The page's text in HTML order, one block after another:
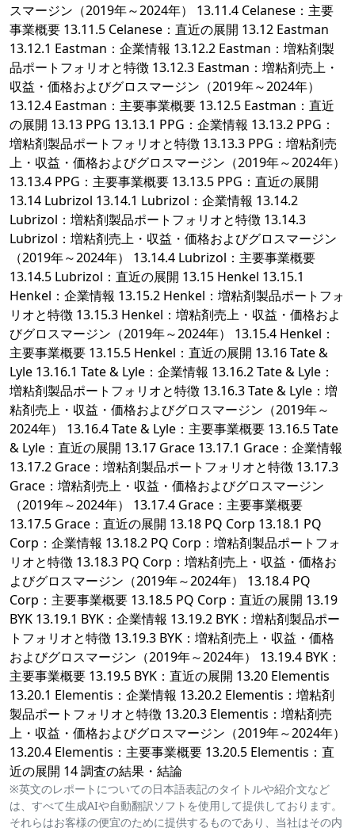
スマージン（2019年～2024年） 13.11.4 Celanese：主要
事業概要 13.11.5 Celanese：直近の展開 13.12 Eastman
13.12.1 Eastman：企業情報 13.12.2 Eastman：増粘剤製
品ポートフォリオと特徴 13.12.3 Eastman：増粘剤売上・
収益・価格およびグロスマージン（2019年～2024年）
13.12.4 Eastman：主要事業概要 13.12.5 Eastman：直近
の展開 13.13 PPG 13.13.1 PPG：企業情報 13.13.2 PPG：
増粘剤製品ポートフォリオと特徴 13.13.3 PPG：増粘剤売
上・収益・価格およびグロスマージン（2019年～2024年）
13.13.4 PPG：主要事業概要 13.13.5 PPG：直近の展開
13.14 Lubrizol 13.14.1 Lubrizol：企業情報 13.14.2
Lubrizol：増粘剤製品ポートフォリオと特徴 13.14.3
Lubrizol：増粘剤売上・収益・価格およびグロスマージン
（2019年～2024年） 13.14.4 Lubrizol：主要事業概要
13.14.5 Lubrizol：直近の展開 13.15 Henkel 13.15.1
Henkel：企業情報 13.15.2 Henkel：増粘剤製品ポートフォ
リオと特徴 13.15.3 Henkel：増粘剤売上・収益・価格およ
びグロスマージン（2019年～2024年） 13.15.4 Henkel：
主要事業概要 13.15.5 Henkel：直近の展開 13.16 Tate &
Lyle 13.16.1 Tate & Lyle：企業情報 13.16.2 Tate & Lyle：
増粘剤製品ポートフォリオと特徴 13.16.3 Tate & Lyle：増
粘剤売上・収益・価格およびグロスマージン（2019年～
2024年） 13.16.4 Tate & Lyle：主要事業概要 13.16.5 Tate
& Lyle：直近の展開 13.17 Grace 13.17.1 Grace：企業情報
13.17.2 Grace：増粘剤製品ポートフォリオと特徴 13.17.3
Grace：増粘剤売上・収益・価格およびグロスマージン
（2019年～2024年） 13.17.4 Grace：主要事業概要
13.17.5 Grace：直近の展開 13.18 PQ Corp 13.18.1 PQ
Corp：企業情報 13.18.2 PQ Corp：増粘剤製品ポートフォ
リオと特徴 13.18.3 PQ Corp：増粘剤売上・収益・価格お
よびグロスマージン（2019年～2024年） 13.18.4 PQ
Corp：主要事業概要 13.18.5 PQ Corp：直近の展開 13.19
BYK 13.19.1 BYK：企業情報 13.19.2 BYK：増粘剤製品ポー
トフォリオと特徴 13.19.3 BYK：増粘剤売上・収益・価格
およびグロスマージン（2019年～2024年） 13.19.4 BYK：
主要事業概要 13.19.5 BYK：直近の展開 13.20 Elementis
13.20.1 Elementis：企業情報 13.20.2 Elementis：増粘剤
製品ポートフォリオと特徴 13.20.3 Elementis：増粘剤売
上・収益・価格およびグロスマージン（2019年～2024年）
13.20.4 Elementis：主要事業概要 13.20.5 Elementis：直
近の展開 14 調査の結果・結論
※英文のレポートについての日本語表記のタイトルや紹介文など
は、すべて生成AIや自動翻訳ソフトを使用して提供しております。
それらはお客様の便宜のために提供するものであり、当社はその内